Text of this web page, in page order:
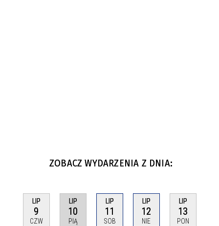
ZOBACZ WYDARZENIA Z DNIA:
LIP
9
CZW
LIP
10
PIĄ
LIP
11
SOB
LIP
12
NIE
LIP
13
PON